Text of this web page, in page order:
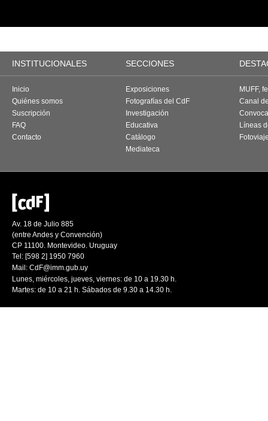
INSTITUCIONALES SECCIONES
Inicio
Quiénes somos
Suscripción
FAQ
Contacto
Exposiciones
Fotografías del CdF
Investigación
Educativa
Catálogo
Mediateca
MUFF,
Canal
Líneas
Av. 18 de Julio 885
(entre Andes y Convención)
CP 11100. Montevideo. Uruguay
Tel: [598 2] 1950 7960
Mail: CdF@imm.gub.uy
Lunes, miércoles, jueves, viernes: de 10 a 19.30 h.
Martes: de 10 a 21 h. Sábados de 9.30 a 14.30 h.